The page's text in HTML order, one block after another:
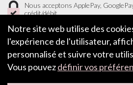
Nous acceptons ApplePay,
crédit/débit.
LAISSER UN
Notre site web utilise des
l'expérience de l'utilisateur,
personnalisé et suivre votre
Vous pouvezdéfinir vos